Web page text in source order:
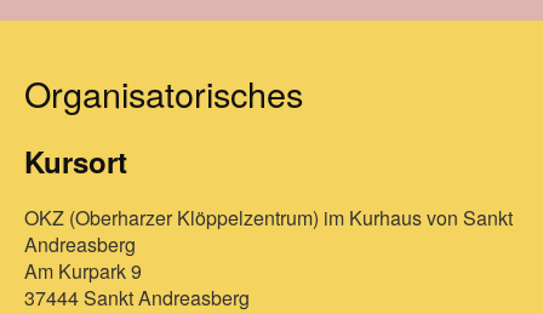
Organisatorisches
Kursort
OKZ (Oberharzer Klöppelzentrum) im Kurhaus von Sankt
Andreasberg
Am Kurpark 9
37444 Sankt Andreasberg